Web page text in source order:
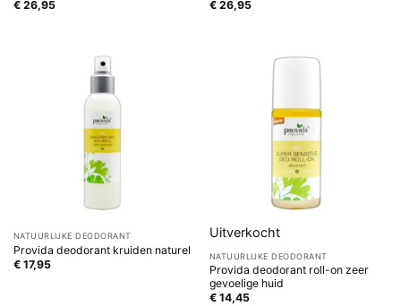
€26,95 €26,95
NATUURLIJKE DEODORANT
Provida deodorant kruiden naturel
€17,95
Uitverkocht
NATUURLIJKE DEODORANT
Provida deodorant roll-on zeer
gevoelige huid
€14,45